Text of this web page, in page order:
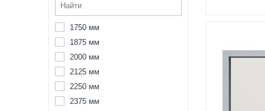
1750 мм
1875 мм
2000 мм
2125 мм
2250 мм
2375 мм